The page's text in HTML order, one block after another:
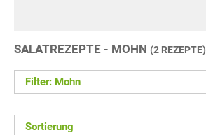
SALATREZEPTE - MOHN (2 REZEPTE)
Filter: Mohn
Sortierung